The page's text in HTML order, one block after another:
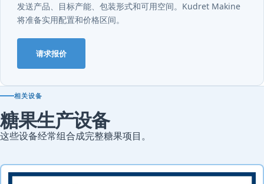
发送产品、目标产能、包装形式和可用空间。Kudret Makine
将准备实用配置和价格区间。
请求报价
相关设备
糖果生产设备
这些设备经常组合成完整糖果项目。